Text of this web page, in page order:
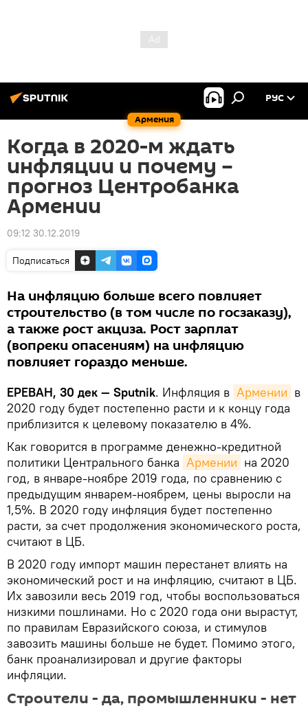
Армения
РУС
Когда в 2020-м ждать
инфляции и почему –
прогноз Центробанка
Армении
09:12 30.12.2019
Подписаться
На инфляцию больше всего повлияет
строительство (в том числе по госзаказу),
а также рост акциза. Рост зарплат
(вопреки опасениям) на инфляцию
повлияет гораздо меньше.
ЕРЕВАН, 30 дек — Sputnik. Инфляция в Армении в
2020 году будет постепенно расти и к концу года
приблизится к целевому показателю в 4%.
Как говорится в программе денежно-кредитной
политики Центрального банка Армении на 2020
год, в январе-ноябре 2019 года, по сравнению с
предыдущим январем-ноябрем, цены выросли на
1,5%. В 2020 году инфляция будет постепенно
расти, за счет продолжения экономического роста,
считают в ЦБ.
В 2020 году импорт машин перестанет влиять на
экономический рост и на инфляцию, считают в ЦБ.
Их завозили весь 2019 год, чтобы воспользоваться
низкими пошлинами. Но с 2020 года они вырастут,
по правилам Евразийского союза, и стимулов
завозить машины больше не будет. Помимо этого,
банк проанализировал и другие факторы
инфляции.
Строители - да, промышленники - нет